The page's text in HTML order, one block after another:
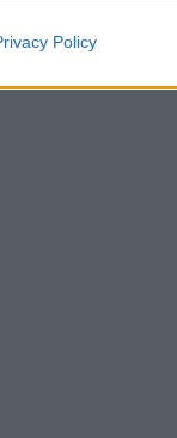
Policy